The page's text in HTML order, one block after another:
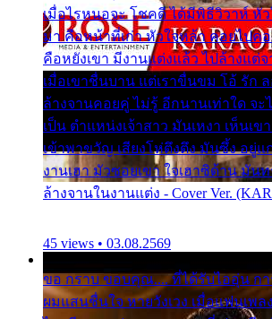
เมื่อไรหนอจะ โชคดี ได้มีพิธีวิวาห์ หั
มา คือหน้าที่เก่า หัวใจหล้า คอยไปค
คือหยังเขา มีงานแต่งแล้ว ไปล้างแต่
เมื่อเขาชื่นบาน แต่เราขื่นขม โอ้ รัก
ล้างจานคอยคู่ ไม่รู้ อีกนานเท่าใด จะ
เป็น ตำแหน่งเจ้าสาว มันเหงา เห็นเ
เข้าพาขวัญ เสียงโห่ตึงตึง มันซึ้ง อยู่แ
งานเฮา มัวซอยเขา ใจเฮาซิด้าน มัน
ล้างจานในงานแต่ง - Cover Ver.
45 views • 03.08.2569
ขอ กราบ ขอบคุณ.... ที่ได้รับไออุ่น ก
ผมแสนชื่นใจ หายวังเวง เมื่อแฟนเพล